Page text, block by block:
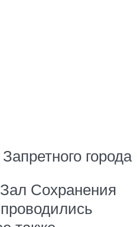
города
Сохранения